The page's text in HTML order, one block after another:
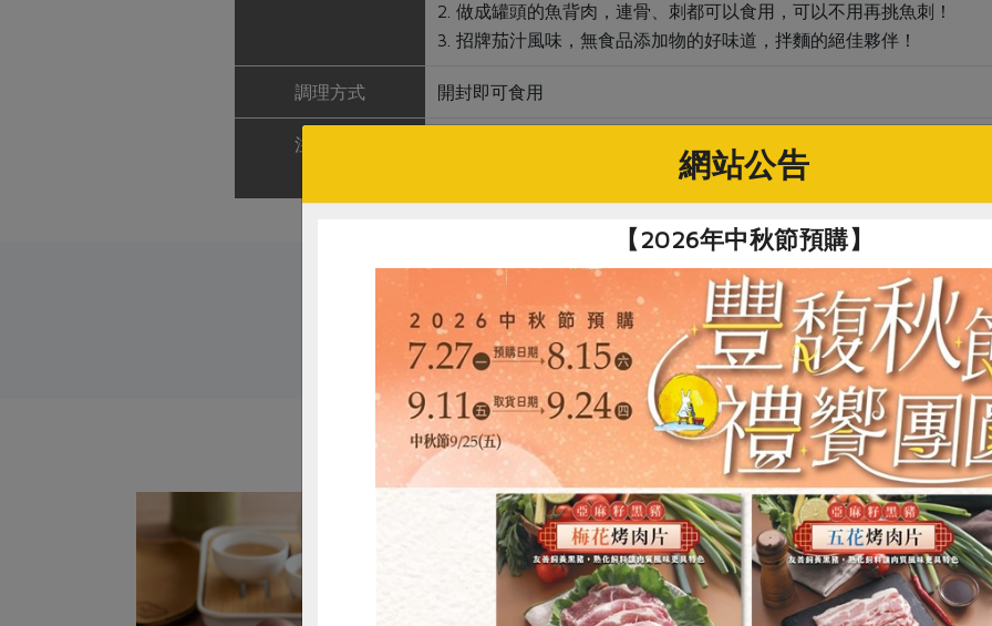
2. 做成罐頭的魚背肉，連骨、刺都可以食用，可以不用再挑魚刺！
3. 招牌茄汁風味，無食品添加物的好味道，拌麵的絕佳夥伴！
調理方式 開封即可食用
注意事項
1. 本品含有魚類及其製品，對其過敏者請勿食用。
2. 產品含魚骨、魚刺，請留意吞嚥。
關鍵字
# 防災食品 # 罐頭 # 虱目魚 # 水產海鮮 # 即
你可能有興趣的產品
網站公告
【2026年中秋節預購】